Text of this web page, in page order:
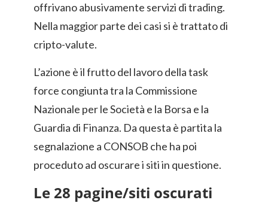
offrivano abusivamente servizi di trading.
Nella maggior parte dei casi si è trattato di
cripto-valute.
L’azione è il frutto del lavoro della task
force congiunta tra la Commissione
Nazionale per le Società e la Borsa e la
Guardia di Finanza. Da questa è partita la
segnalazione a CONSOB che ha poi
proceduto ad oscurare i siti in questione.
Le 28 pagine/siti oscurati